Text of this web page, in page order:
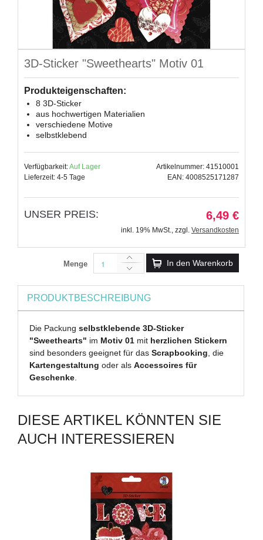
3D-Sticker "Sweethearts" Motiv 01
Produkteigenschaften:
8 3D-Sticker
aus hochwertigen Materialien
verschiedene Motive
selbstklebend
Verfügbarkeit:Auf Lager
Lieferzeit: 4-5 Tage
Artikelnummer: 41510001
EAN: 4008525171287
UNSER PREIS: 6,49 €
inkl. 19% MwSt., zzgl. Versandkosten
Menge In den Warenkorb
PRODUKTBESCHREIBUNG
Die Packungselbstklebende 3D-Sticker
"Sweethearts" im Motiv 01 mit herzlichen Stickern
sind besonders geeignet für dasScrapbooking, die
Kartengestaltung oder alsAccessoires für
Geschenke.
DIESE ARTIKEL KÖNNTEN SIE
AUCH INTERESSIEREN